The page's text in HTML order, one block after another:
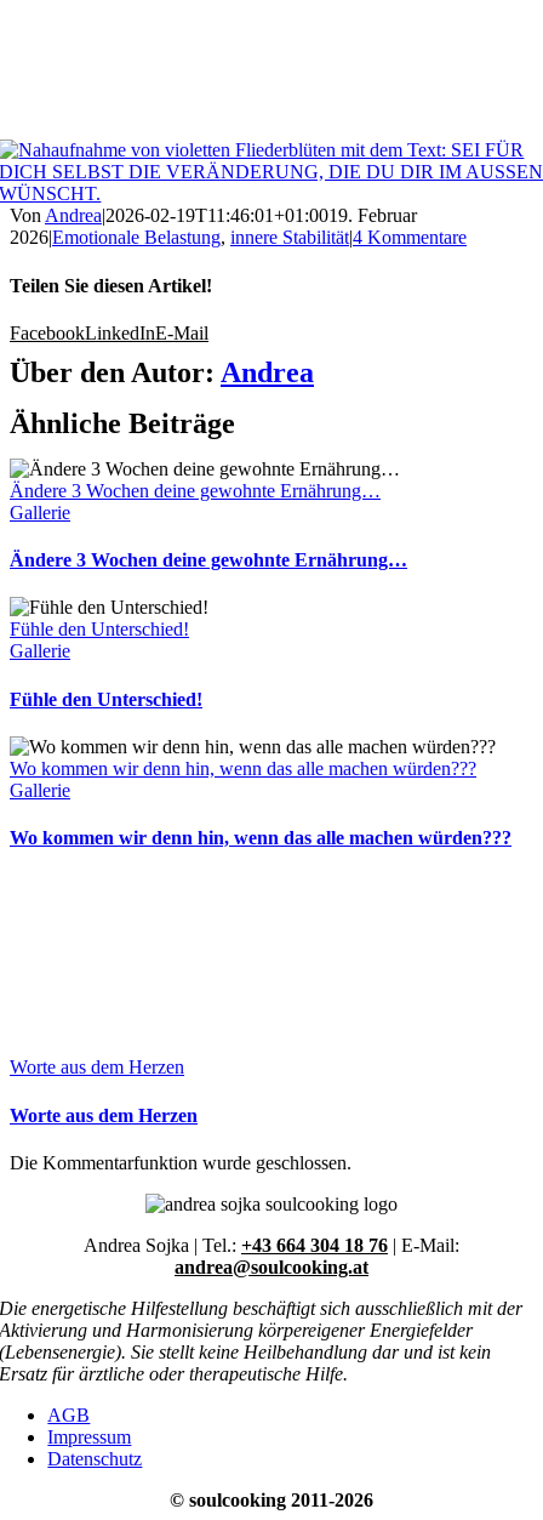
Von Andrea|2026-02-19T11:46:01+01:0019. Februar
2026|Emotionale Belastung, innere Stabilität|4 Kommentare
Teilen Sie diesen Artikel!
FacebookLinkedInE-Mail
Über den Autor: Andrea
Ähnliche Beiträge
Ändere 3 Wochen deine gewohnte Ernährung…
Gallerie
Ändere 3 Wochen deine gewohnte Ernährung…
Fühle den Unterschied!
Gallerie
Fühle den Unterschied!
Wo kommen wir denn hin, wenn das alle machen würden???
Gallerie
Wo kommen wir denn hin, wenn das alle machen würden???
Worte aus dem Herzen
Worte aus dem Herzen
Die Kommentarfunktion wurde geschlossen.
Andrea Sojka | Tel.: +43 664 304 18 76 | E-Mail:
andrea@soulcooking.at
Die energetische Hilfestellung beschäftigt sich ausschließlich mit der
Aktivierung und Harmonisierung körpereigener Energiefelder
(Lebensenergie). Sie stellt keine Heilbehandlung dar und ist kein
Ersatz für ärztliche oder therapeutische Hilfe.
AGB
Impressum
Datenschutz
© soulcooking 2011-2026